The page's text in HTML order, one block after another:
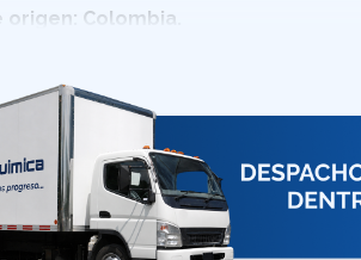
origen: Colombia.